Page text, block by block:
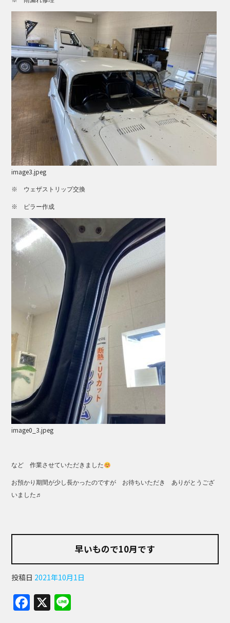
image3.jpeg
※ ウェザストリップ交換
※ ピラー作成
image0_3.jpeg
など 作業させていただきました
お預かり期間が少し長かったのですが お待ちいただき ありがとうござ
いました♬
早いもので10月です
投稿日 2021年10月1日
F X